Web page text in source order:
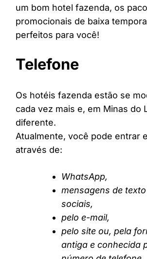
um bom hotel fazenda, os
promocionais de baixa
perfeitos para você!
Telefone
Os hotéis fazenda estão se
cada vez mais e, em Minas do
diferente.
Atualmente, você pode entrar
através de:
WhatsApp,
mensagens de
sociais,
pelo e-mail,
pelo site ou, pela
antiga e conhecida